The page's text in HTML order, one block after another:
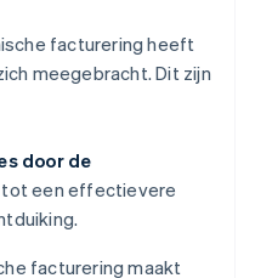
facturering heeft
meegebracht. Dit zijn
door de
een effectievere
facturering maakt